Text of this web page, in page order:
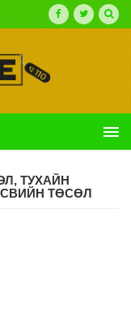
ТУХАЙН
ТӨСӨЛ